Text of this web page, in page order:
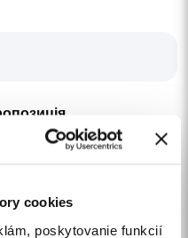
cookies
poskytovanie funkcií